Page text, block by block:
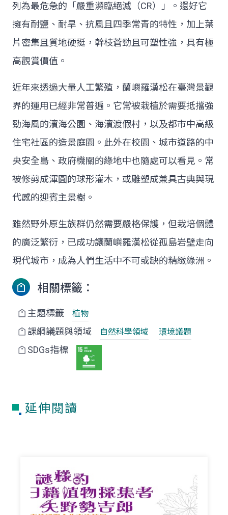
列為最危急的「嚴重瀕臨絕滅（CR）」。還好它
擁有耐鹽、耐旱、抗風且四季常青的特性，加上葉
片密集且質地硬挺，幹枝蒼勁且可塑性強，具有極
高觀賞價值。
近年來透過大量人工繁殖，蘭嶼羅漢松在臺灣景觀
界的運用已經非常普遍。它常被栽植於需要抵擋強
勁海風的濱海公園、海濱渡假村，以及都市中高級
住宅社區的造景庭園。此外在校園、城市道路的中
央安全島、政府機關的綠地中也隨處可以看見。常
被修剪成渾圓的球形灌木，或雕塑成兼具古典與現
代感的迎賓主景樹。
雖然野外原生族群仍然需要嚴格保護，但栽培個體
的廣泛繁衍，已成功讓蘭嶼羅漢松從孤島岩壁走向
現代城市，成為人們生活中不可或缺的精緻綠洲。
相關標籤：
主題標籤 植物
課綱議題與領域 自然科學領域 環境議題
SDGs指標
延伸閱讀